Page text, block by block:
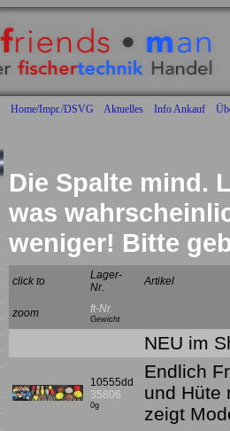
Home/Impr./DSVG Aktuelles Info Ankauf
Die Spalte mind.
was
weniger! Bitte
click to
Lager-
Nr.
Artikel
zoom ft-Nr.
Gewicht
NEU im
10555dd
35806
0g
Endlich
und Hüte
zeigt